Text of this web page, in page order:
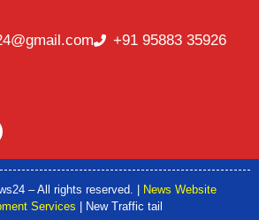
+91 95883 35926
– All rights reserved. |
News Website
Services
| New Traffic tail